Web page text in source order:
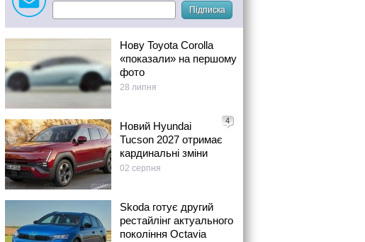
Підписка
Нову Toyota Corolla
«показали» на першому
фото
28 липня
4
Новий Hyundai
Tucson 2027 отримає
кардинальні зміни
02 серпня
Skoda готує другий
рестайлінг актуального
покоління Octavia